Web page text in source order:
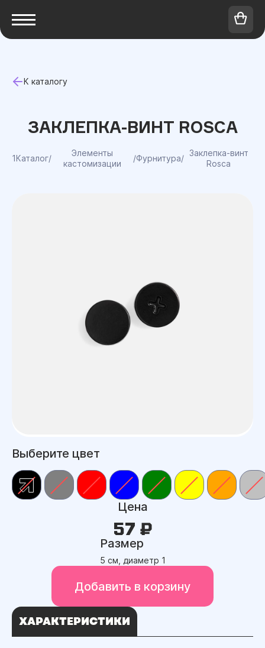
К каталогу
ЗАКЛЕПКА-ВИНТ ROSCA
1Каталог/
Элементы
кастомизации
/Фурнитура/
Заклепка-винт
Rosca
Выберите цвет
Цена
57 ₽
Размер
5 см, диаметр 1
Добавить в корзину
ХАРАКТЕРИСТИКИ